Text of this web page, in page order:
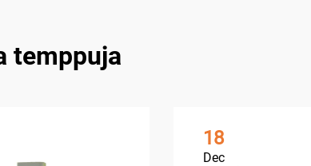
temppuja
18
Dec